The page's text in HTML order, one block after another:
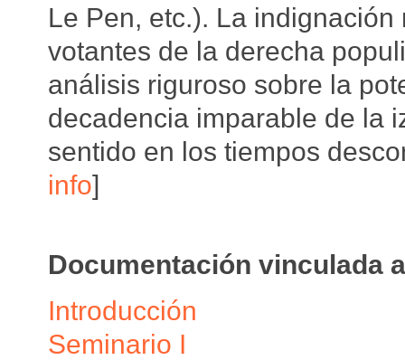
Le Pen, etc.). La
votantes de la derecha
análisis riguroso sobre la
decadencia imparable de la
sentido en los tiempos
info]
Documentación vinculada
Introducción
Seminario I